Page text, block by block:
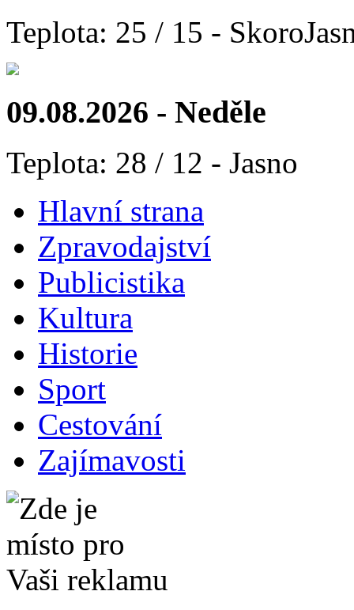
Teplota: 25 / 15 -
09.08.2026 - Neděle
Teplota: 28 / 12 - Jasno
Hlavní strana
Zpravodajství
Publicistika
Kultura
Historie
Sport
Cestování
Zajímavosti